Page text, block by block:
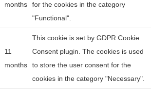
months
for the cookies in the category
"Functional".
11
months
This cookie is set by GDPR Cookie
Consent plugin. The cookies is used
to store the user consent for the
cookies in the category "Necessary".